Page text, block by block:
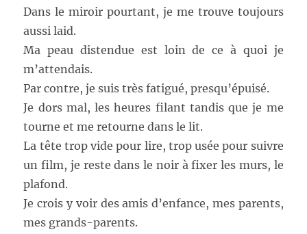
Dans le miroir pourtant, je me trouve toujours
aussi laid.
Ma peau distendue est loin de ce à quoi je
m’attendais.
Par contre, je suis très fatigué, presqu’épuisé.
Je dors mal, les heures filant tandis que je me
tourne et me retourne dans le lit.
La tête trop vide pour lire, trop usée pour suivre
un film, je reste dans le noir à fixer les murs, le
plafond.
Je crois y voir des amis d’enfance, mes parents,
mes grands-parents.